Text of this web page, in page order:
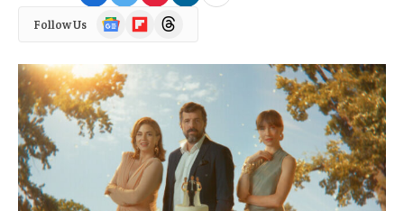
Follow Us
Google
News
FlipboardThreads